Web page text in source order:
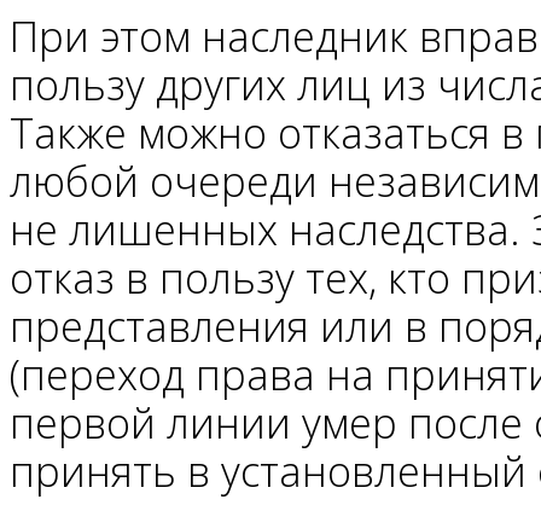
При этом наследник
пользу других лиц из
Также можно отказаться
любой очереди
не лишенных наследства.
отказ в пользу тех, кто
представления или в
(переход права на
первой линии умер после
принять в установленный